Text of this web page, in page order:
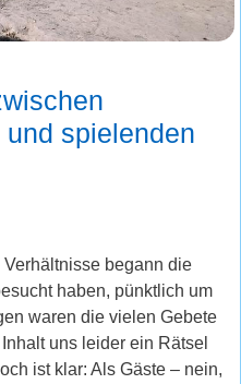
spielenden
begann die
haben, pünktlich um
waren die vielen Gebete
uns leider ein Rätsel
ist klar: Als Gäste – nein,